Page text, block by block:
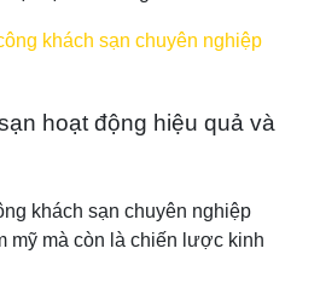
khách sạn chuyên nghiệp
hoạt động hiệu quả và
khách sạn chuyên nghiệp
mỹ mà còn là chiến lược kinh